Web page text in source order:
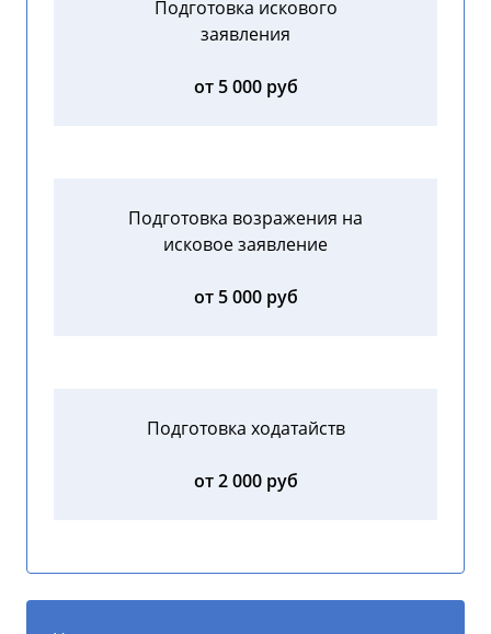
Подготовка искового
заявления
от 5 000 руб
Подготовка возражения на
исковое заявление
от 5 000 руб
Подготовка ходатайств
от 2 000 руб